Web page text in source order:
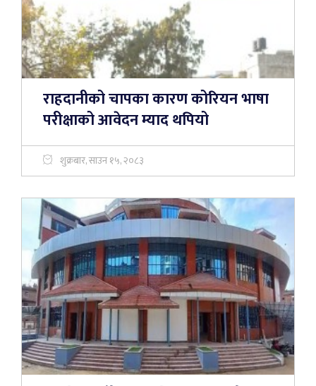
राहदानीको चापका कारण कोरियन भाषा
परीक्षाको आवेदन म्याद थपियो
शुक्रबार, साउन १५, २०८३